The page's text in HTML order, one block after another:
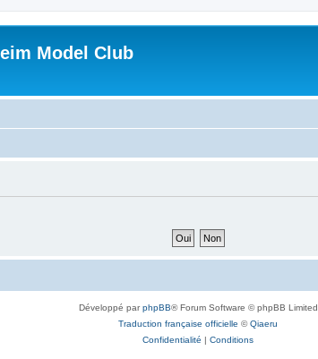
Model Club
Développé parphpBB® Forum Software © phpBB Limited
Traduction française officielle ©Qiaeru
Confidentialité | Conditions